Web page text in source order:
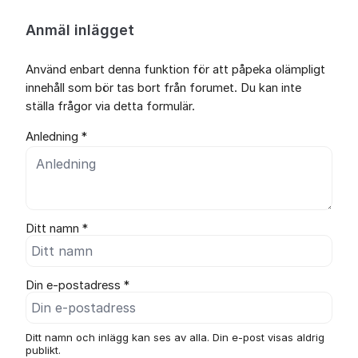
Anmäl inlägget
Använd enbart denna funktion för att påpeka olämpligt
innehåll som bör tas bort från forumet. Du kan inte
ställa frågor via detta formulär.
Anledning *
Ditt namn *
Din e-postadress *
Ditt namn och inlägg kan ses av alla. Din e-post visas aldrig
publikt.